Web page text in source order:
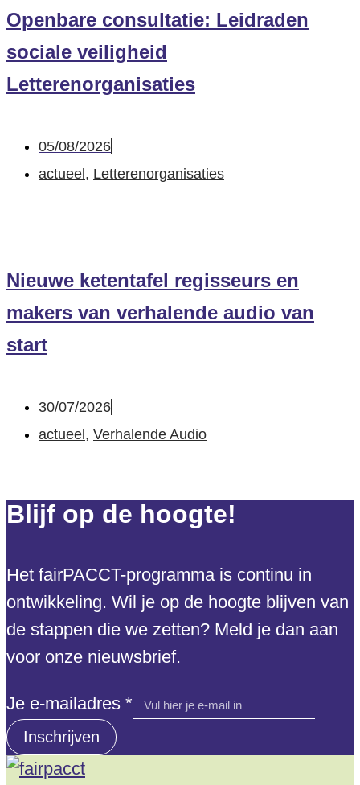
Openbare consultatie: Leidraden
sociale veiligheid
Letterenorganisaties
05/08/2026
actueel , Letterenorganisaties
Nieuwe ketentafel regisseurs en
makers van verhalende audio van
start
30/07/2026
actueel , Verhalende Audio
Blijf op de hoogte!
Het fairPACCT-programma is continu in
ontwikkeling. Wil je op de hoogte blijven van
de stappen die we zetten? Meld je dan aan
voor onze nieuwsbrief.
Je
e-
mailadres
Je e-mailadres *
Inschrijven